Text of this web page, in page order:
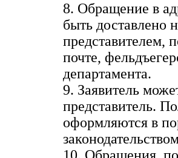
8. Обращение в
быть доставлено
представителем,
почте,
департамента.
9. Заявитель
представитель.
оформляются в